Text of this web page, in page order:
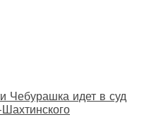
Чебурашка идет в суд